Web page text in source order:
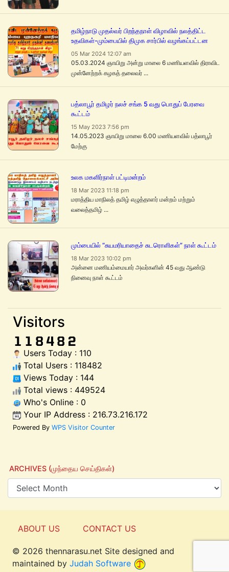
தமிழ்நாடு முதல்வர் பிறந்தநாள் விழாவில் நலத்திட்ட
உதவிகள்-மும்பையில் திமுக சார்பில் வழங்கப்பட்டன
05 Mar 2024 12:07 am
05.03.2024 ஞாயிறு அன்று மாலை 6 மணியளவில் திராவிட
முன்னேற்றக் கழகத் தலைவர் ...
பத்லாபூர் தமிழர் நலச் சங்க 5 வது பொதுப் பேரவை
கூட்டம்
15 May 2023 7:56 pm
14.05.2023 ஞாயிறு மாலை 6.00 மணியளவில் பத்லாபூர்
மேற்கு
உலக மகளிர்நாள் பட்டிமன்றம்
18 Mar 2023 11:18 pm
மராத்திய மாநிலத் தமிழ் எழுத்தாளர் மன்றம் மற்றும்
வலைத்தமிழ் ...
மும்பையில் “சுயமரியாதைச் சுடரொளிகள்” நாள் கூட்டம்
18 Mar 2023 10:02 pm
அன்னை மணியம்மையார் அவர்களின் 45 வது ஆண்டு
நினைவு நாள் கூட்டம்
Visitors
Users Today : 110
Total Users : 118482
Views Today : 144
Total views : 449524
Who's Online : 0
Your IP Address : 216.73.216.172
Powered By WPS Visitor Counter
ARCHIVES (முந்தைய செய்திகள்)
ABOUT US CONTACT US
© 2026 thennarasu.net Site designed and
maintained by Judah Software